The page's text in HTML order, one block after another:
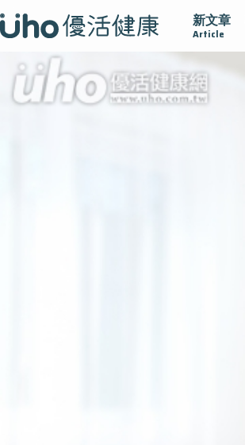
新文章
Article
黏 守護腺在 疫情保衛戰 再生醫學